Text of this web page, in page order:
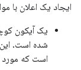
ایجاد یک اعلان با
یک آیکون
شده است. این
است که مورد